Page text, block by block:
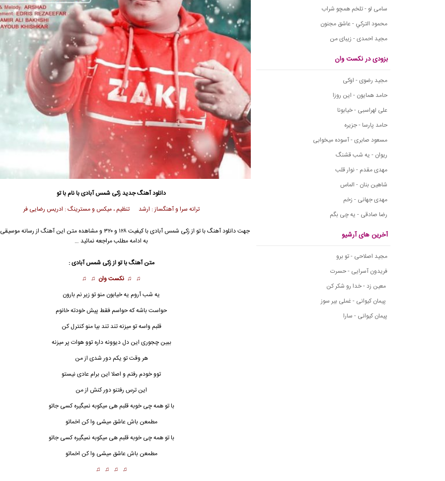
سامی لو - تلخم همچو شراب
محمود التركي - عاشق مجنون
مجید احمدی - زیبای من
بزودی در نکست وان
مجید رضوی - اوکی
حامد همایون - این روزا
علی لهراسبی - خیابونا
حامد پارسا - جزیره
مسعود صابری - آسوده میخوابی
ریوان - یه شب قشنگ
مهدی مقدم - نوار قلب
شاهین بنان - الماس
مهدی جهانی - زخم
رضا صادقی - یه چی بگم
آخرین های آرشیو
مجید اصلاحی - تو برو
فریدون آسرایی - حسرت
معین زد - خدا رو شکر کن
پیمان کیوانی - غملی بیر سوز
پیمان کیوانی - سارا
دانلود آهنگ جدیدزکی شمس آبادی با نام با تو
ترانه سرا و آهنگساز : ارشد تنظیم ، میکس و مسترینگ : ادریس رضایی فر
جهت دانلود آهنگ با تو از زکی شمس آبادی با کیفیت ۱۲۸ و ۳۲۰ و مشاهده متن این آهنگ
به ادامه مطلب مراجعه نمائید …
متن آهنگ با تو از زکی شمس آبادی :
♫ ♫ نکست وان ♫ ♫
یه شب آروم یه خیابون منو تو زیر نم بارون
حواست باشه که حواسم فقط پیش خودته خانوم
قلبم واسه تو میزنه تند تند بیا منو کنترل کن
ببین چجوری این دل دیوونه داره توو هوات پر میزنه
هر وقت تو یکم دور شدی از من
توو خودم رفتم و اصلا این برام عادی نیستو
این ترس رفتنو دور کنش از من
با تو همه چی خوبه قلبم هی میکوبه نمیگیره کسی جاتو
مطمعن باش عاشق میشی وا کن اخماتو
با تو همه چی خوبه قلبم هی میکوبه نمیگیره کسی جاتو
مطمعن باش عاشق میشی وا کن اخماتو
♫ ♫ ♫ ♫